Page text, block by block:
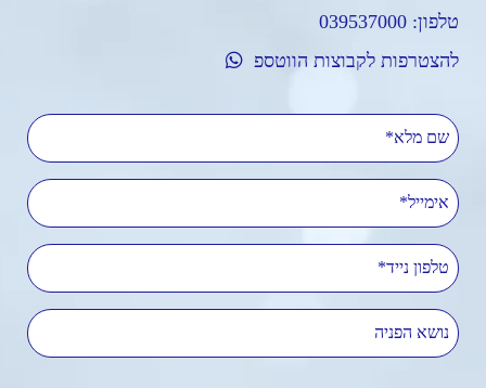
טלפון: 039537000
להצטרפות לקבוצות הווטספ
שם מלא
אימייל
טלפון נייד
נושא הפניה